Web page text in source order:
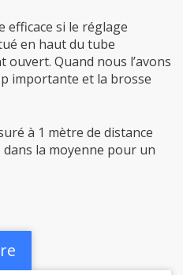
efficace si le réglage
en haut du tube
Quand nous l’avons
importante et la brosse
à 1 mètre de distance
dans la moyenne pour un